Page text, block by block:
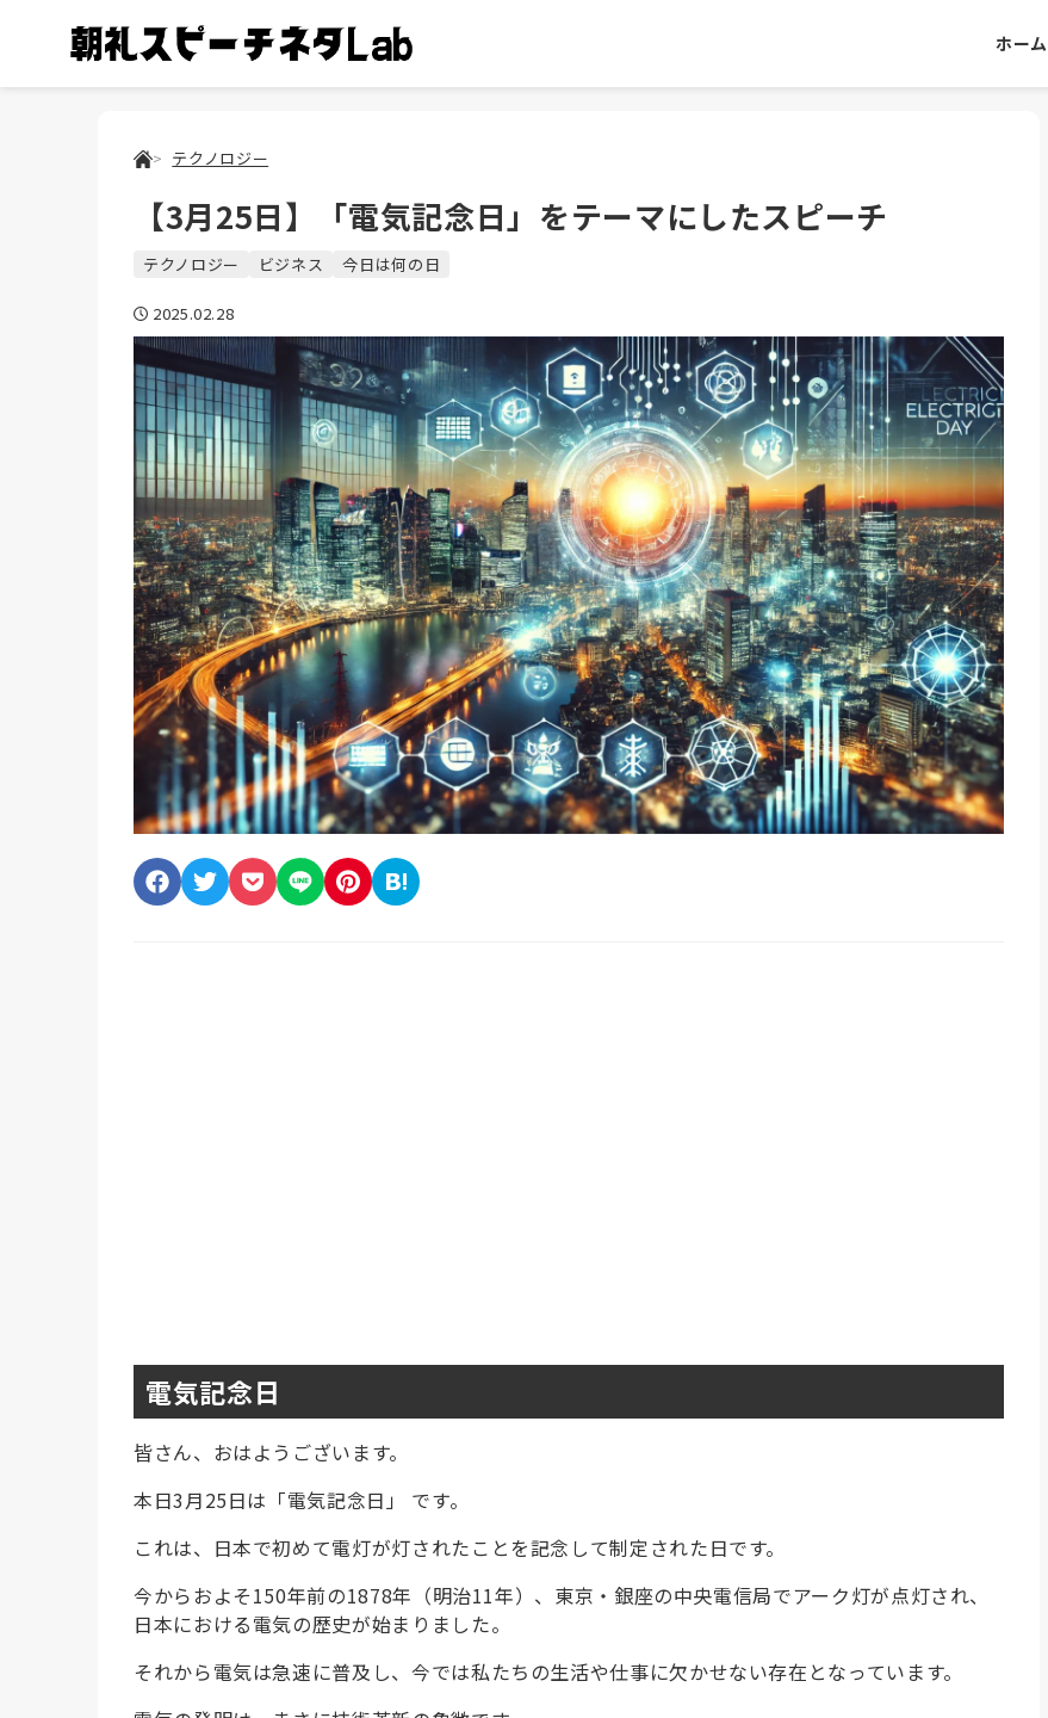
ホーム
テクノロジー
【3月25日】「電気記念日」をテーマにしたスピーチ
テクノロジー ビジネス 今日は何の日
2025.02.28
電気記念日
皆さん、おはようございます。
本日3月25日は「電気記念日」 です。
これは、日本で初めて電灯が灯されたことを記念して制定された日です。
今からおよそ150年前の1878年（明治11年）、東京・銀座の中央電信局でアーク灯が点灯され、
日本における電気の歴史が始まりました。
それから電気は急速に普及し、今では私たちの生活や仕事に欠かせない存在となっています。